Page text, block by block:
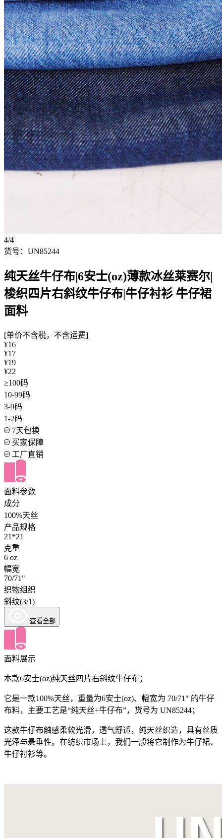
4/4
货号：UN85244
纯天丝牛仔布|6安士(oz)薄款冰丝莱赛尔|
梭织四片右斜纹牛仔布|牛仔衬衫 牛仔裙
面料
[单价不含税，不含运费]
¥16
¥17
¥19
¥22
≥100码
10-99码
3-9码
1-2码
7天包换
买家保障
工厂直销
面料参数
成分
100%天丝
产品规格
21*21
克重
6 oz
幅宽
70/71"
织物组织
斜纹(3/1)
查看全部
面料展示
本款6安士(oz)纯天丝四片右斜纹牛仔布；
它是一款100%天丝，重量为6安士(oz)、幅宽为 70/71" 的牛仔
布料，主要工艺是“纯天丝+牛仔布”，货号为 UN85244；
这款牛仔布触感柔软光滑，透气舒适，纯天丝织造，具有丝质
光泽与悬垂性。在纺织市场上，我们一般将它制作为牛仔裙、
牛仔衬衫等。